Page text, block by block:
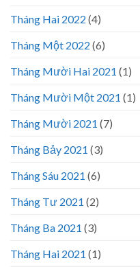
Tháng Hai 2022 (4)
Tháng Một 2022 (6)
Tháng Mười Hai 2021 (1)
Tháng Mười Một 2021 (1)
Tháng Mười 2021 (7)
Tháng Bảy 2021 (3)
Tháng Sáu 2021 (6)
Tháng Tư 2021 (2)
Tháng Ba 2021 (3)
Tháng Hai 2021 (1)